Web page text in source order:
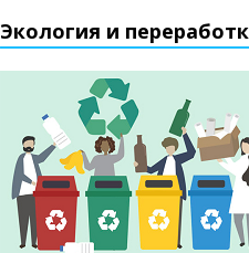
Экология и